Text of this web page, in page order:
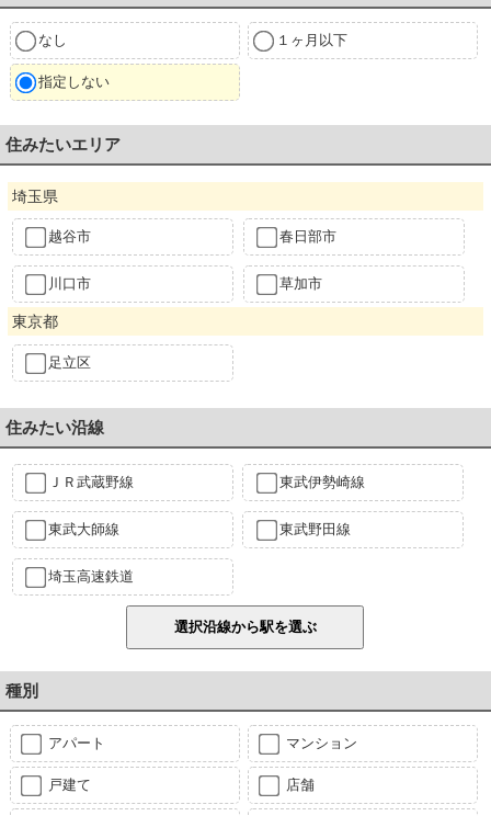
なし １ヶ月以下
指定しない
住みたいエリア
埼玉県
越谷市 春日部市
川口市 草加市
東京都
足立区
住みたい沿線
ＪＲ武蔵野線 東武伊勢崎線
東武大師線 東武野田線
埼玉高速鉄道
種別
アパート マンション
戸建て 店舗